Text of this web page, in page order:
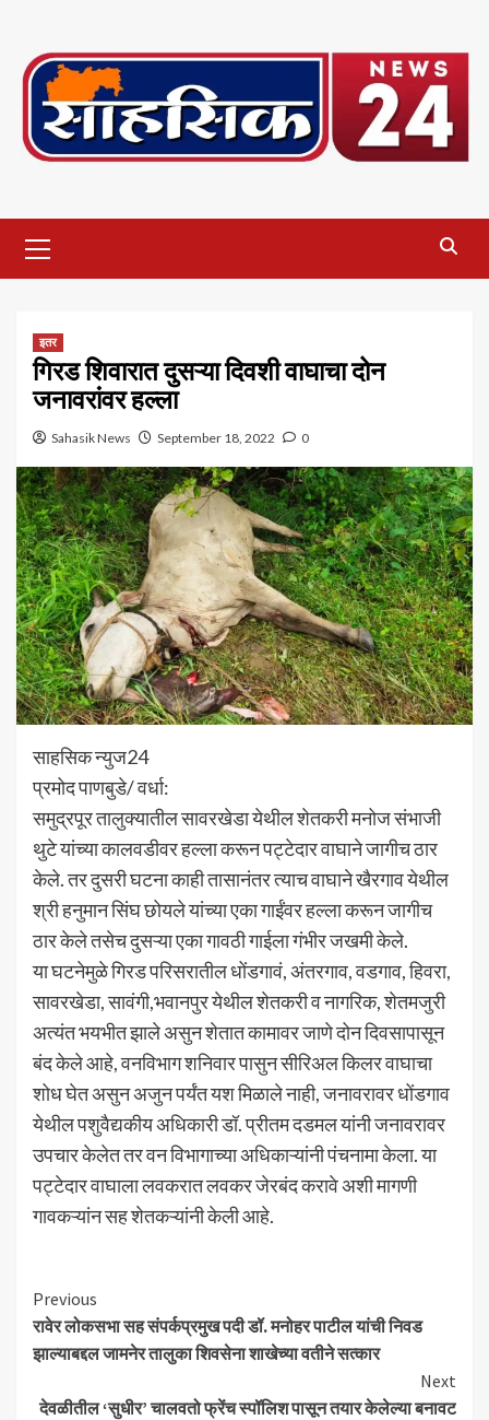
content
Menu
इतर
गिरड शिवारात दुसऱ्या दिवशी वाघाचा दोन
जनावरांवर हल्ला
Sahasik News September 18, 2022 0
साहसिक न्युज24
प्रमोद पाणबुडे/ वर्धा:
समुद्रपूर तालुक्यातील सावरखेडा येथील शेतकरी मनोज संभाजी
थुटे यांच्या कालवडीवर हल्ला करून पट्टेदार वाघाने जागीच ठार
केले. तर दुसरी घटना काही तासानंतर त्याच वाघाने खैरगाव येथील
श्री हनुमान सिंघ छोयले यांच्या एका गाईंवर हल्ला करून जागीच
ठार केले तसेच दुसऱ्या एका गावठी गाईला गंभीर जखमी केले.
या घटनेमुळे गिरड परिसरातील धोंडगावं, अंतरगाव, वडगाव, हिवरा,
सावरखेडा, सावंगी,भवानपुर येथील शेतकरी व नागरिक, शेतमजुरी
अत्यंत भयभीत झाले असुन शेतात कामावर जाणे दोन दिवसापासून
बंद केले आहे, वनविभाग शनिवार पासुन सीरिअल किलर वाघाचा
शोध घेत असुन अजुन पर्यंत यश मिळाले नाही, जनावरावर धोंडगाव
येथील पशुवैद्यकीय अधिकारी डॉ. प्रीतम दडमल यांनी जनावरावर
उपचार केलेत तर वन विभागाच्या अधिकाऱ्यांनी पंचनामा केला. या
पट्टेदार वाघाला लवकरात लवकर जेरबंद करावे अशी मागणी
गावकऱ्यांन सह शेतकऱ्यांनी केली आहे.
Continue
Reading
Previous
रावेर लोकसभा सह संपर्कप्रमुख पदी डॉ. मनोहर पाटील यांची निवड
झाल्याबद्दल जामनेर तालुका शिवसेना शाखेच्या वतीने सत्कार
Next
देवळीतील ‘सुधीर’ चालवतो फ्रेंच स्पॉलिश पासून तयार केलेल्या बनावट